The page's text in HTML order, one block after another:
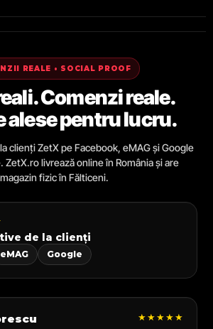
REALE • SOCIAL PROOF
Comenzi reale.
alese pentru lucru.
clienți ZetX pe Facebook, eMAG și Google
ZetX.ro livrează online în România și are
magazin fizic în Fălticeni.
de la clienți
eMAG Google
★★★★★